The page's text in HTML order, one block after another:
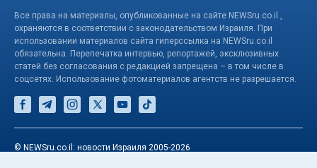
Все права на материалы, опубликованные на сайте NEWSru.co.il ,
охраняются в соответствии с законодательством Израиля. При
использовании материалов сайта гиперссылка на NEWSru.co.il
обязательна. Перепечатка интервью, репортажей, эксклюзивных
статей без согласования с редакцией запрещена – в том числе в
соцсетях. Использование фотоматериалов агентств не разрешается.
© NEWSru.co.il: новости Израиля 2005-2026